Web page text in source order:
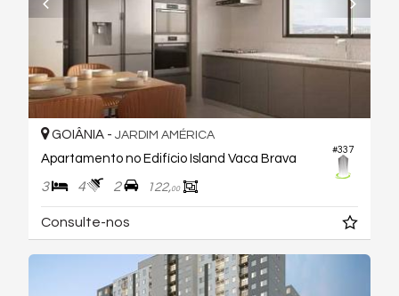
#337
GOIÂNIA - JARDIM AMÉRICA
Apartamento no Edifício Island Vaca Brava
3 4 2 122,00
Consulte-nos